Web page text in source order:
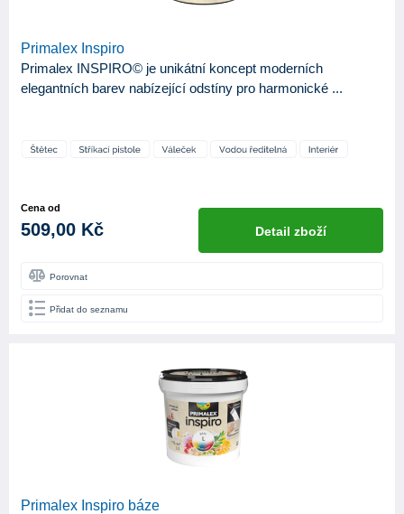
Primalex Inspiro
Primalex INSPIRO© je unikátní koncept moderních
elegantních barev nabízející odstíny pro harmonické ...
Cena od
509,00 Kč Detail zboží
Porovnat
Přidat do seznamu
Primalex Inspiro báze